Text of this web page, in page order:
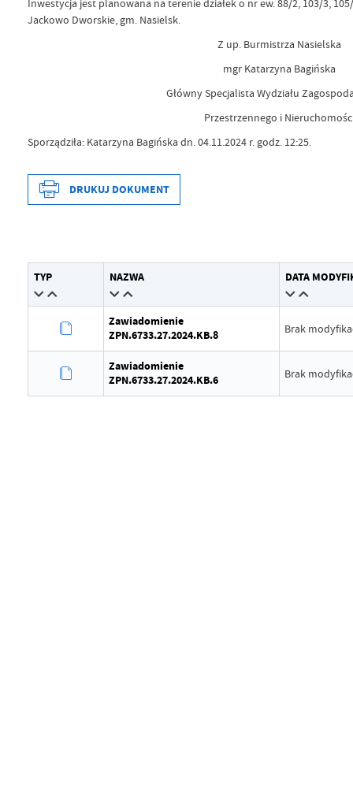
Inwestycja jest planowana na terenie działek o nr ew. 88/2, 103/3,
Jackowo Dworskie, gm. Nasielsk.
Z up. Burmistrza Nasielska
mgr Katarzyna Bagińska
Główny Specjalista Wydziału
Przestrzennego i
Sporządziła: Katarzyna Bagińska dn. 04.11.2024 r. godz. 12:25.
Wytworzył
Data opublikowania 2024-11-
Opublikował
Data ostatniej aktualizacji 2024-11-
DRUKUJ DOKUMENT
TYP NAZWA DATA
Zawiadomienie
ZPN.6733.27.2024.KB.8
Brak
Zawiadomienie
ZPN.6733.27.2024.KB.6
Brak